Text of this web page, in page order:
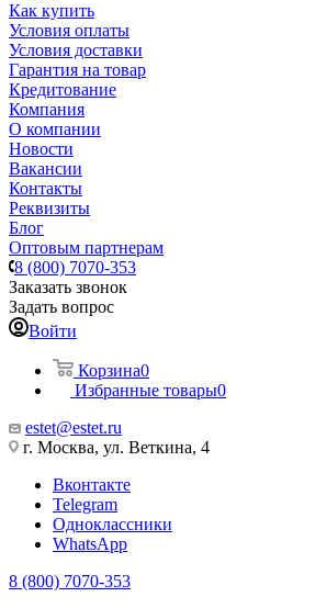
Как купить
Условия оплаты
Условия доставки
Гарантия на товар
Кредитование
Компания
О компании
Новости
Вакансии
Контакты
Реквизиты
Блог
Оптовым партнерам
8 (800) 7070-353
Заказать звонок
Задать вопрос
Войти
Корзина0
Избранные товары0
estet@estet.ru
г. Москва, ул. Веткина, 4
Вконтакте
Telegram
Одноклассники
WhatsApp
8 (800) 7070-353